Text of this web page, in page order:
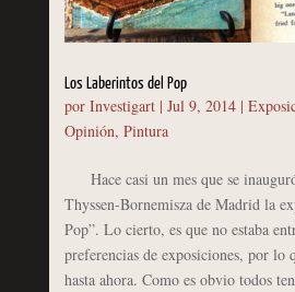
Los Laberintos del Pop
por Investigart| Jul 9, 2014|
Opinión, Pintura
Hace casi un mes que se
Thyssen-Bornemisza de Madrid la
Pop”. Lo cierto, es que no estaba
preferencias de exposiciones, por lo
hasta ahora. Como es obvio todos